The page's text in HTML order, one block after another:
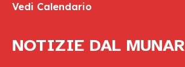
Vedi Calendario
NOTIZIE DAL MUNAR